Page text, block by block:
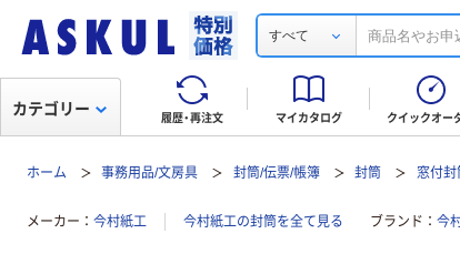
すべて
履歴・再注文 マイカタログ クイックオー
カテゴリー
ホーム 事務用品/文房具 封筒/伝票/帳簿 封筒 窓付封
メーカー 今村紙工 今村紙工の封筒を全て見る ブランド 今